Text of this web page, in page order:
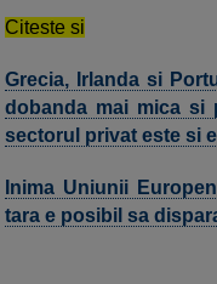
Citeste si
Grecia, Irlanda si
dobanda mai mica si
sectorul privat este si
Inima Uniunii
tara e posibil sa